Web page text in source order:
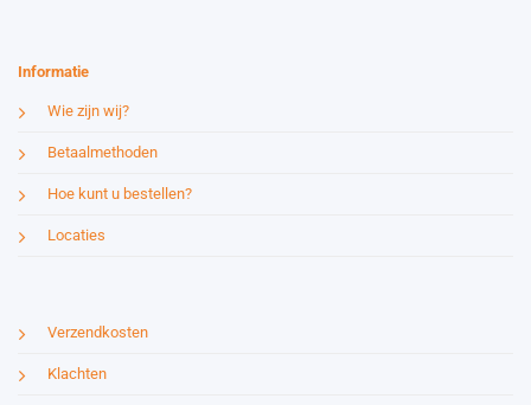
Informatie
Wie zijn wij?
Betaalmethoden
Hoe kunt u bestellen?
Locaties
Verzendkosten
Klachten